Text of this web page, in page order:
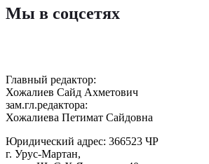
Мы в соцсетях
Главный редактор:
Хожалиев Сайд Ахметович
зам.гл.редактора:
Хожалиева Петимат Сайдовна
Юридический адрес: 366523 ЧР
г. Урус-Мартан,